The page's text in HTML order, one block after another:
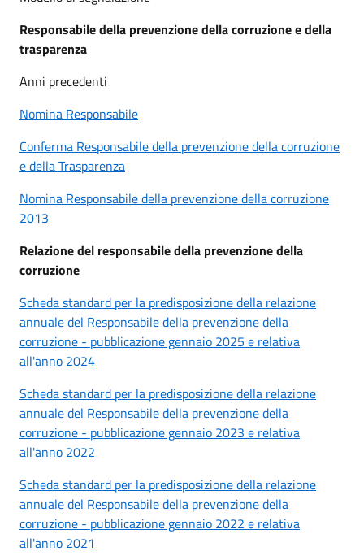
Responsabile della prevenzione della corruzione e della
trasparenza
Anni precedenti
Nomina Responsabile
Conferma Responsabile della prevenzione della corruzione
e della Trasparenza
Nomina Responsabile della prevenzione della corruzione
2013
Relazione del responsabile della prevenzione della
corruzione
Scheda standard per la predisposizione della relazione
annuale del Responsabile della prevenzione della
corruzione - pubblicazione gennaio 2025 e relativa
all'anno 2024
Scheda standard per la predisposizione della relazione
annuale del Responsabile della prevenzione della
corruzione - pubblicazione gennaio 2023 e relativa
all'anno 2022
Scheda standard per la predisposizione della relazione
annuale del Responsabile della prevenzione della
corruzione - pubblicazione gennaio 2022 e relativa
all'anno 2021